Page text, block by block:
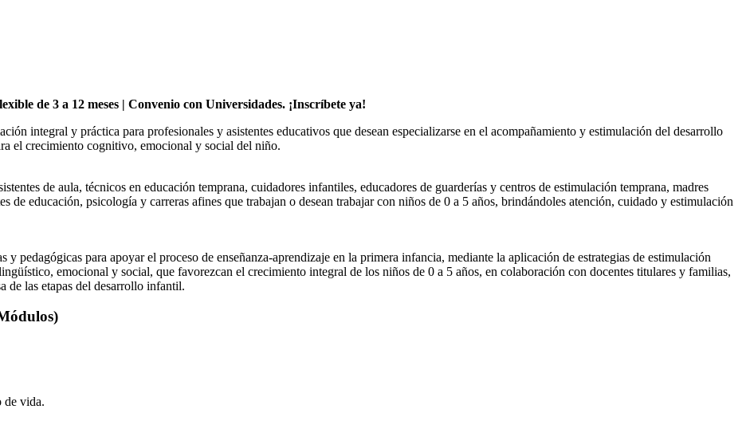
de 3 a 12 meses | Convenio con Universidades. ¡Inscríbete ya!
integral y práctica para profesionales y asistentes educativos que desean especializarse en el acompañamiento y estimulación del desarrollo
el crecimiento cognitivo, emocional y social del niño.
de aula, técnicos en educación temprana, cuidadores infantiles, educadores de guarderías y centros de estimulación temprana, madres
de educación, psicología y carreras afines que trabajan o desean trabajar con niños de 0 a 5 años, brindándoles atención, cuidado y estimulación
pedagógicas para apoyar el proceso de enseñanza-aprendizaje en la primera infancia, mediante la aplicación de estrategias de estimulación
emocional y social, que favorezcan el crecimiento integral de los niños de 0 a 5 años, en colaboración con docentes titulares y familias,
de las etapas del desarrollo infantil.
de vida.